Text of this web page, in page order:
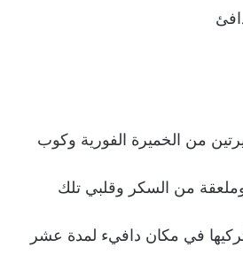
من الخميرة الفورية وكوب
من السكر وقلبي تلك
في مكان دافيء لمدة عشر